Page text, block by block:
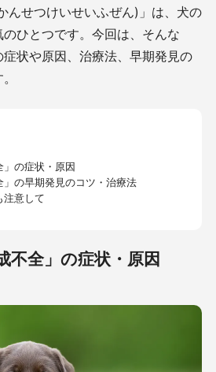
んせつけいせいふぜん)」は、犬の
ひとつです。今回は、そんな
症状や原因、治療法、早期発見の
の症状・原因
の早期発見のコツ・治療法
注意して
不全」の症状・原因